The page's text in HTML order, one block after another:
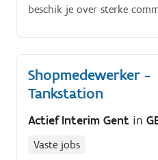
beschik je over sterke
collega's in een warme,
deze functie iets voor jou!
Shopmedewerker -
Tankstation
Actief Interim Gent in
Vaste jobs